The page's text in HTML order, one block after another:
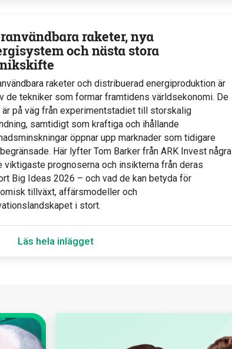
raketer, nya
och nästa stora
raketer och distribuerad energiproduktion är
de tekniker som formar framtidens världsekonomi. De
är på väg från experimentstadiet till storskalig
samtidigt som kraftiga och ihållande
öppnar upp marknader som tidigare
Här lyfter Tom Barker från ARK Invest några
viktigaste prognoserna och insikterna från deras
Big Ideas 2026 – och vad de kan betyda för
tillväxt, affärsmodeller och
i stort.
Läs hela inlägget